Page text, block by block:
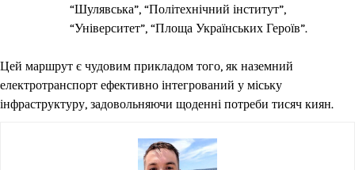
“Шулявська”, “Політехнічний інститут”,
“Університет”, “Площа Українських Героїв”.
Цей маршрут є чудовим прикладом того, як наземний
електротранспорт ефективно інтегрований у міську
інфраструктуру, задовольняючи щоденні потреби тисяч киян.